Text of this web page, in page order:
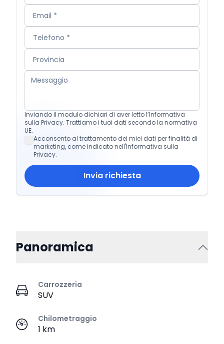
Inviando il modulo dichiari di aver letto l’Informativa
sulla Privacy. Trattiamo i tuoi dati secondo la normativa
UE.
Acconsento al trattamento dei miei dati per finalità di
marketing, come indicato nell'Informativa sulla
Privacy.
Invia richiesta
Panoramica
Carrozzeria
SUV
Chilometraggio
1 km